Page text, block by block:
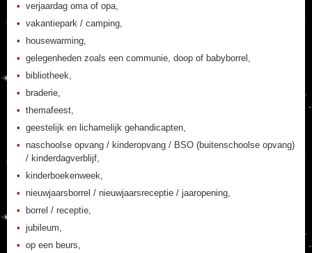
verjaardag oma of opa,
vakantiepark / camping,
housewarming,
gelegenheden zoals een communie, doop of babyborrel,
bibliotheek,
braderie,
themafeest,
geestelijk en lichamelijk gehandicapten,
naschoolse opvang / kinderopvang / BSO (buitenschoolse opvang)
/ kinderdagverblijf,
kinderboekenweek,
nieuwjaarsborrel / nieuwjaarsreceptie / jaaropening,
borrel / receptie,
jubileum,
op een beurs,